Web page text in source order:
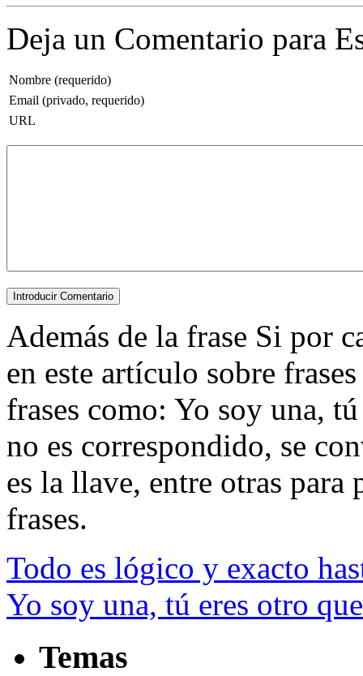
Deja un Comentario para
Nombre (requerido)
Email (privado, requerido)
URL
Además de la frase Si por
en este artículo sobre
frases como: Yo soy una,
no es correspondido, se
es la llave, entre otras
frases.
Todo es lógico y exacto
Yo soy una, tú eres otro
Temas